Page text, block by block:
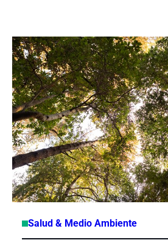
Salud & Medio Ambiente